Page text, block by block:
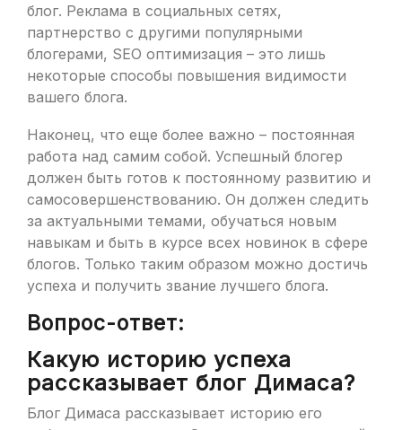
блог. Реклама в социальных сетях,
партнерство с другими популярными
блогерами, SEO оптимизация – это лишь
некоторые способы повышения видимости
вашего блога.
Наконец, что еще более важно – постоянная
работа над самим собой. Успешный блогер
должен быть готов к постоянному развитию и
самосовершенствованию. Он должен следить
за актуальными темами, обучаться новым
навыкам и быть в курсе всех новинок в сфере
блогов. Только таким образом можно достичь
успеха и получить звание лучшего блога.
Вопрос-ответ:
Какую историю успеха
рассказывает блог Димаса?
Блог Димаса рассказывает историю его